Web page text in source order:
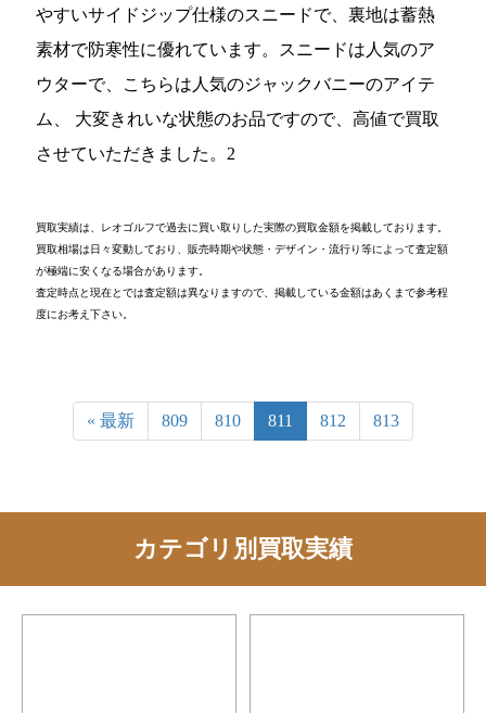
やすいサイドジップ仕様のスニードで、裏地は蓄熱
素材で防寒性に優れています。スニードは人気のア
ウターで、こちらは人気のジャックバニーのアイテ
ム、 大変きれいな状態のお品ですので、高値で買取
させていただきました。2
買取実績は、レオゴルフで過去に買い取りした実際の買取金額を掲載しております。
買取相場は日々変動しており、販売時期や状態・デザイン・流行り等によって査定額
が極端に安くなる場合があります。
査定時点と現在とでは査定額は異なりますので、掲載している金額はあくまで参考程
度にお考え下さい。
« 最新 809 810 811 812 813
カテゴリ別買取実績